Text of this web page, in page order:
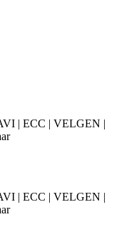
| ECC | VELGEN |
| ECC | VELGEN |